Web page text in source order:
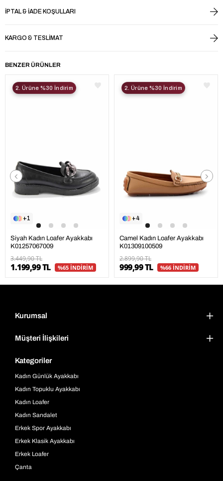
İPTAL & İADE KOŞULLARI
KARGO & TESLIMAT
BENZER ÜRÜNLER
1
Siyah Kadın Loafer Ayakkabı
K01257067009
3.449,90 TL
1.199,99 TL %65 İNDİRİM
2. Ürüne %30 İndirim
4
Camel Kadın Loafer Ayakkabı
K01309100509
2.899,90 TL
999,99 TL %66 İNDİRİM
2. Ürüne %30 İndirim
Kurumsal
Müşteri İlişkileri
Kategoriler
Kadın Günlük Ayakkabı
Kadın Topuklu Ayakkabı
Kadın Loafer
Kadın Sandalet
Erkek Spor Ayakkabı
Erkek Klasik Ayakkabı
Erkek Loafer
Çanta